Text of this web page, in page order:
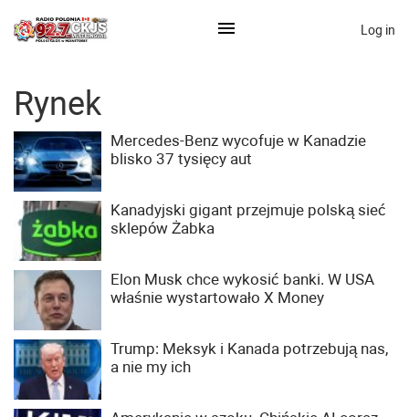
Ogłoś się
Działy
Zaloguj przez Clascal
Log in
Rynek
Mercedes-Benz wycofuje w Kanadzie
blisko 37 tysięcy aut
Kanadyjski gigant przejmuje polską sieć
sklepów Żabka
Elon Musk chce wykosić banki. W USA
właśnie wystartowało X Money
Trump: Meksyk i Kanada potrzebują nas,
a nie my ich